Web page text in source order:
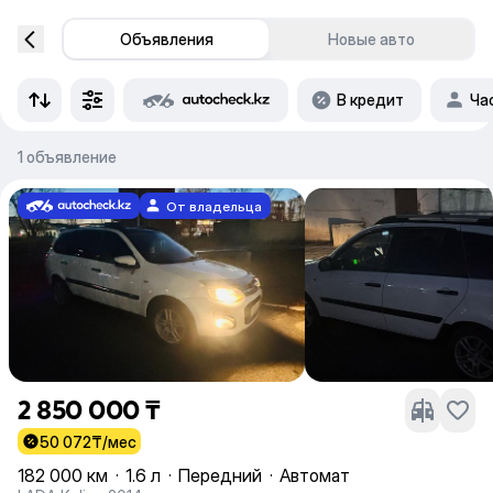
Объявления Новые авто
В кредит
1 объявление
От владельца
2 850 000 ₸
50 072₸/мес
182 000 км · 1.6 л · Передний · Автомат